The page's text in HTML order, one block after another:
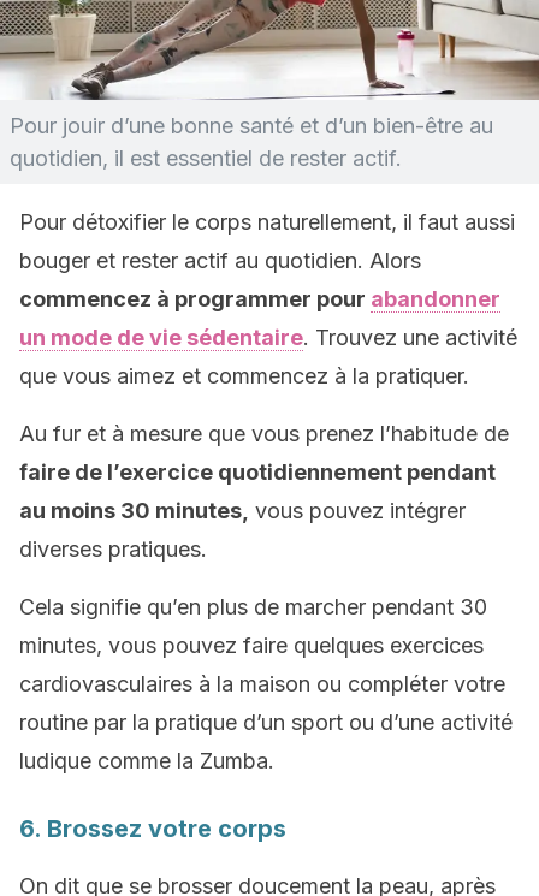
Pour jouir d’une bonne santé et d’un bien-être au
quotidien, il est essentiel de rester actif.
Pour détoxifier le corps naturellement, il faut aussi
bouger et rester actif au quotidien. Alors
commencez à programmer pour abandonner
un mode de vie sédentaire. Trouvez une activité
que vous aimez et commencez à la pratiquer.
Au fur et à mesure que vous prenez l’habitude de
faire de l’exercice quotidiennement pendant
au moins 30 minutes, vous pouvez intégrer
diverses pratiques.
Cela signifie qu’en plus de marcher pendant 30
minutes, vous pouvez faire quelques exercices
cardiovasculaires à la maison ou compléter votre
routine par la pratique d’un sport ou d’une activité
ludique comme la Zumba.
6. Brossez votre corps
On dit que se brosser doucement la peau, après